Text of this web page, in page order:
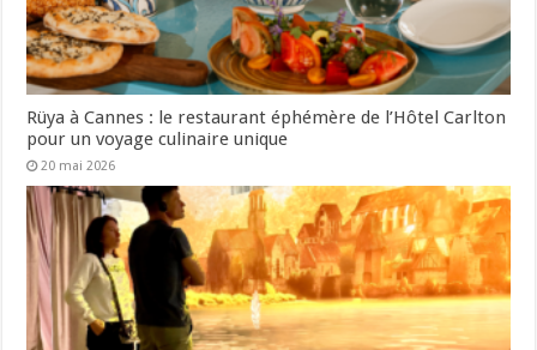
Rüya à Cannes : le restaurant éphémère de l’Hôtel Carlton
pour un voyage culinaire unique
20 mai 2026